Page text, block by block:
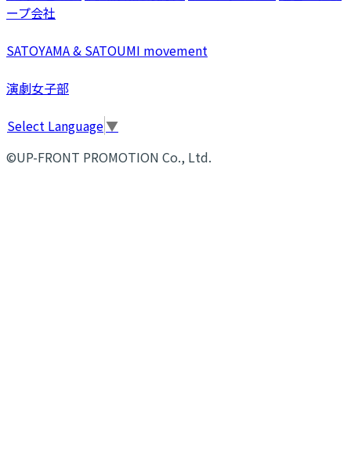
ープ会社
SATOYAMA & SATOUMI movement
演劇女子部
Select Language▼
©UP-FRONT PROMOTION Co., Ltd.